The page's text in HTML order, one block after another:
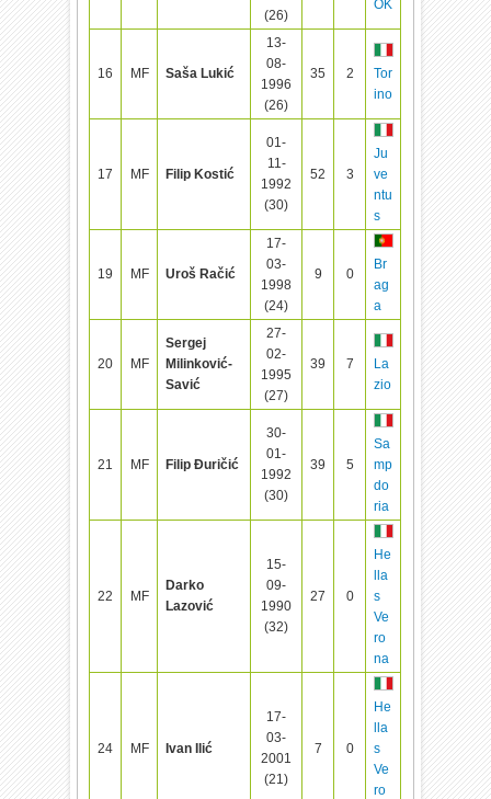
(26)
OK
16 MF Saša Lukić
13-
08-
1996
(26)
35 2
Tor
ino
17 MF Filip Kostić
01-
11-
1992
(30)
52 3
Ju
ve
ntu
s
19 MF Uroš Račić
17-
03-
1998
(24)
9 0
Br
ag
a
20 MF
Sergej
Milinković-
Savić
27-
02-
1995
(27)
39 7
La
zio
21 MF Filip Đuričić
30-
01-
1992
(30)
39 5
Sa
mp
do
ria
22 MF
Darko
Lazović
15-
09-
1990
(32)
27 0
He
lla
s
Ve
ro
na
24 MF Ivan Ilić
17-
03-
2001
(21)
7 0
He
lla
s
Ve
ro